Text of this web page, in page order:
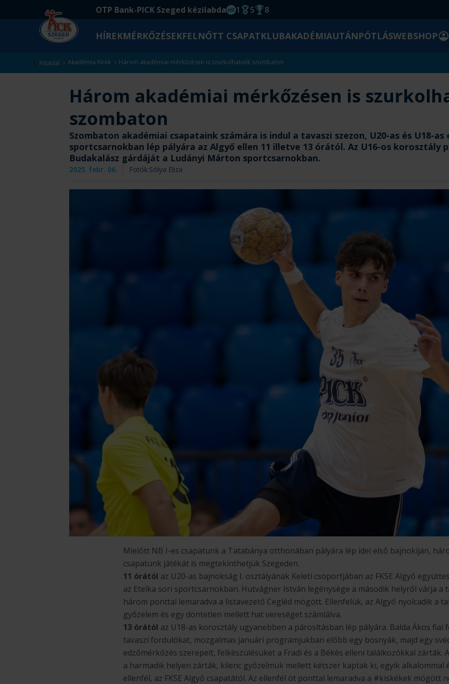
OTP Bank-PICK Szeged kézilabda
EHF kupagyőzelem 2014
1
Magyar Bajnoki cím
5
Magyar-Kupa győzelem
8
HÍREKMÉRKŐZÉSEKFELNŐTT CSAPATKLUBAKADÉMIAUTÁNPÓTLÁSWEBSHOP
Főoldal Akadémia hírek Három akadémiai mérkőzésen is szurkolhatunk szombaton
Három akadémiai mérkőzésen is
szombaton
Szombaton akadémiai csapataink számára is indul a tavaszi szezon, U20-as és U18-
sportcsarnokban lép pályára az Algyő ellen 11 illetve 13 órától. Az U16-os korosztály
Budakalász gárdáját a Ludányi Márton sportcsarnokban.
2025. febr. 06. Fotók:Sólya Eliza
Mielőtt NB I-es csapatunk a Tatabánya otthonában pályára lép idei első bajnokiján,
csapatunk játékát is megtekinthetjük Szegeden.
11 órától az U20-as bajnokság I. osztályának Keleti csoportjában az FKSE Algyő
az Etelka sori sportcsarnokban. Hutvágner István legénysége a második helyről várja a
három ponttal lemaradva a listavezető Cegléd mögött. Ellenfelük, az Algyő nyolcadik a
győzelem és egy döntetlen mellett hat vereséget számlálva.
13 órától az U18-as korosztály ugyanebben a párosításban lép pályára. Balda Ákos fiai
tavaszi fordulókat, mozgalmas januári programjukban előbb egy bosnyák, majd egy
edzőmérkőzés szerepelt, felkészülésüket a Fradi és a Békés elleni találkozókkal zárták.
a harmadik helyen zárták, kilenc győzelmük mellett kétszer kaptak ki, egyik alkalommal
ellenfél, az FKSE Algyő csapatától. Az ellenfél öt ponttal lemaradva a #kiskékek mögött